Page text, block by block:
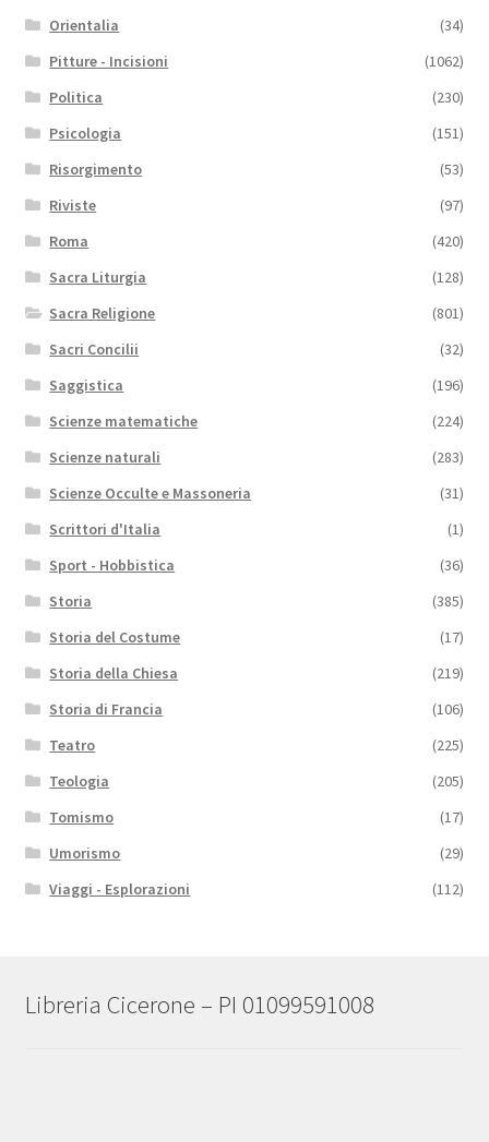
Orientalia
(34)
Pitture - Incisioni
(1062)
Politica
(230)
Psicologia
(151)
Risorgimento
(53)
Riviste
(97)
Roma
(420)
Sacra Liturgia
(128)
Sacra Religione
(801)
Sacri Concilii
(32)
Saggistica
(196)
Scienze matematiche
(224)
Scienze naturali
(283)
Scienze Occulte e Massoneria
(31)
Scrittori d'Italia
(1)
Sport - Hobbistica
(36)
Storia
(385)
Storia del Costume
(17)
Storia della Chiesa
(219)
Storia di Francia
(106)
Teatro
(225)
Teologia
(205)
Tomismo
(17)
Umorismo
(29)
Viaggi - Esplorazioni
(112)
Libreria Cicerone – PI 01099591008